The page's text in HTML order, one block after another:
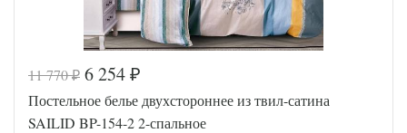
Код товара
575-587
Артикул
SLD-BP
-174-2
11 770₽ 6 254 ₽
Постельное белье двухстороннее из твил-сатина
SAILID BP-154-2 2-спальное